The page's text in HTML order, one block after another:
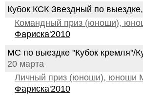
Кубок КСК Звездный по
Командный приз (юноши),
Фариска'2010
МС по выездке "Кубок кремля"/
20 марта
Личный приз (юноши), юноши
Фариска'2010